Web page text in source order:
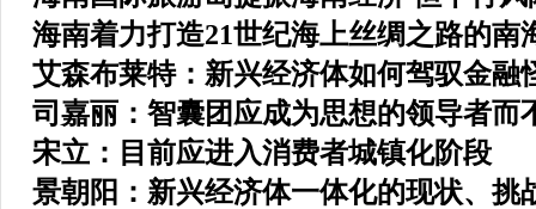
海南着力打造21世纪海上丝绸之路的南
艾森布莱特：新兴经济体如何驾驭金融
司嘉丽：智囊团应成为思想的领导者而
宋立：目前应进入消费者城镇化阶段
景朝阳：新兴经济体一体化的现状、挑